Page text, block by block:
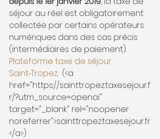
séjour au réel est obligatoirement
collectée par certains opérateurs
numériques dans des cas précis
(intermédiaires de paiement).
Plateforme taxe de séjour
Saint‑Tropez. (<a
href="https://sainttropez.taxesejour.f
r/?utm_source=openai"
target="_blank" rel="noopener
noreferrer">sainttropez.taxesejour.fr
</a>)